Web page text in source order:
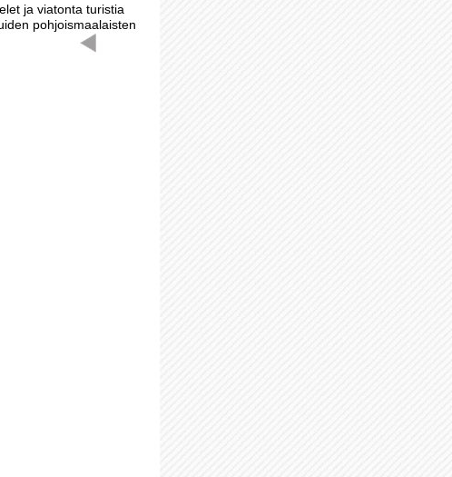
ja viatonta turistia
pohjoismaalaisten